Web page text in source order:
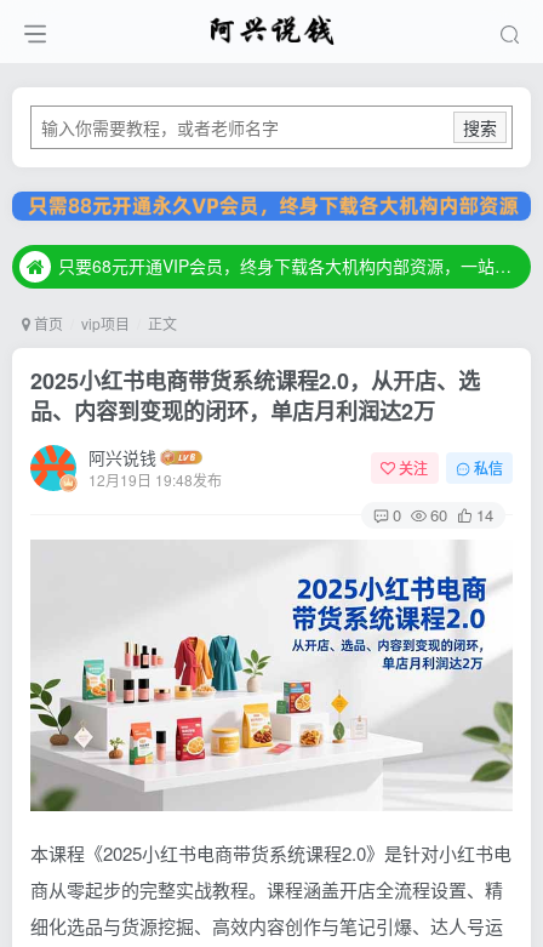
搜索
只要68元开通VIP会员，终身下载各大机构内部资源，一站式草根创业基地，最新最强网赚教程大全，小投入，大回报！
只要68元开通VIP会员，终身下载各大机构内部资源，一站式草根创业基地，最新最强网赚教程大全，小投入，大回报！
首页 vip项目 正文
2025小红书电商带货系统课程2.0，从开店、选
品、内容到变现的闭环，单店月利润达2万
阿兴说钱
12月19日 19:48发布
关注 私信
0 60 14
本课程《2025小红书电商带货系统课程2.0》是针对小红书电
商从零起步的完整实战教程。课程涵盖开店全流程设置、精
细化选品与货源挖掘、高效内容创作与笔记引爆、达人号运